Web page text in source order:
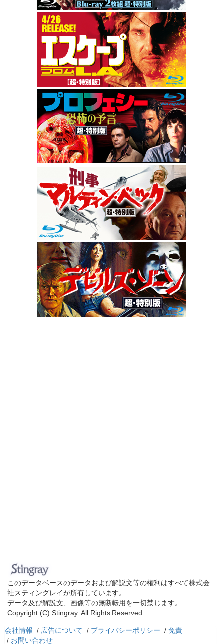
このデータベースのデータおよび解説文等の権利はすべて株式会
社スティングレイが所有しています。
データ及び解説文、画像等の無断転用を一切禁じます。
Copyright (C) Stingray. All Rights Reserved.
会社情報 / 広告について / プライバシーポリシー / 免責
/ お問い合わせ